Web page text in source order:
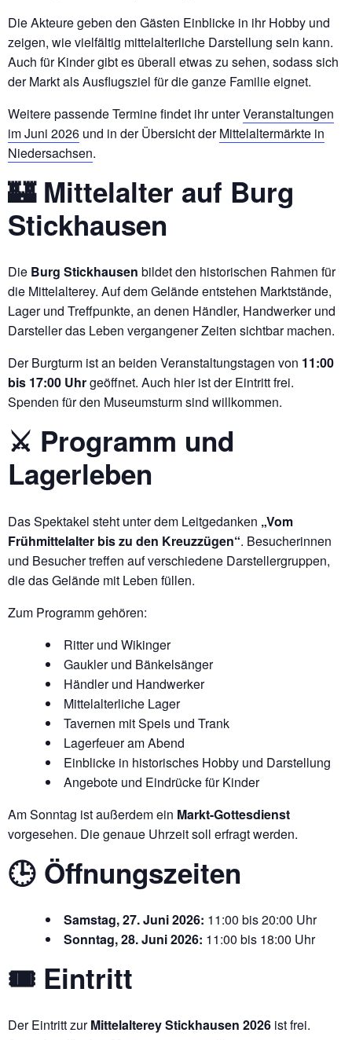
Die Akteure geben den Gästen Einblicke in ihr Hobby und
zeigen, wie vielfältig mittelalterliche Darstellung sein kann.
Auch für Kinder gibt es überall etwas zu sehen, sodass sich
der Markt als Ausflugsziel für die ganze Familie eignet.
Weitere passende Termine findet ihr unterVeranstaltungen
im Juni 2026 und in der Übersicht derMittelaltermärkte in
Niedersachsen.
🏰 Mittelalter auf Burg
Stickhausen
Die Burg Stickhausen bildet den historischen Rahmen für
die Mittelalterey. Auf dem Gelände entstehen Marktstände,
Lager und Treffpunkte, an denen Händler, Handwerker und
Darsteller das Leben vergangener Zeiten sichtbar machen.
Der Burgturm ist an beiden Veranstaltungstagen von 11:00
bis 17:00 Uhrgeöffnet. Auch hier ist der Eintritt frei.
Spenden für den Museumsturm sind willkommen.
⚔️ Programm und
Lagerleben
Das Spektakel steht unter dem Leitgedanken „Vom
Frühmittelalter bis zu den Kreuzzügen“. Besucherinnen
und Besucher treffen auf verschiedene Darstellergruppen,
die das Gelände mit Leben füllen.
Zum Programm gehören:
Ritter und Wikinger
Gaukler und Bänkelsänger
Händler und Handwerker
Mittelalterliche Lager
Tavernen mit Speis und Trank
Lagerfeuer am Abend
Einblicke in historisches Hobby und Darstellung
Angebote und Eindrücke für Kinder
Am Sonntag ist außerdem ein Markt-Gottesdienst
vorgesehen. Die genaue Uhrzeit soll erfragt werden.
🕒 Öffnungszeiten
Samstag, 27. Juni 2026: 11:00 bis 20:00 Uhr
Sonntag, 28. Juni 2026: 11:00 bis 18:00 Uhr
🎟 Eintritt
Der Eintritt zurMittelalterey Stickhausen 2026 ist frei.